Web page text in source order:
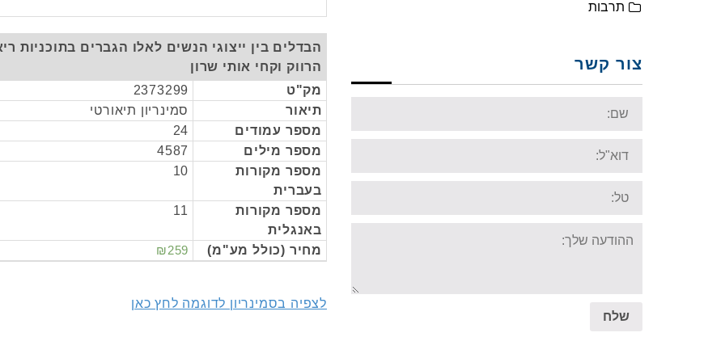
הבדלים בין ייצוגי הנשים לאלו הגברים בתוכניות
הרווק וקחי אותי שרון
מק"ט
2373299
תיאור
סמינריון תיאורטי
מספר עמודים
24
מספר מילים
4587
מספר מקורות
בעברית
10
מספר מקורות
באנגלית
11
מחיר (כולל מע"מ) ₪259
לצפיה בסמינריון לדוגמה לחץ כאן
תרבות
צור קשר
message:
שלח